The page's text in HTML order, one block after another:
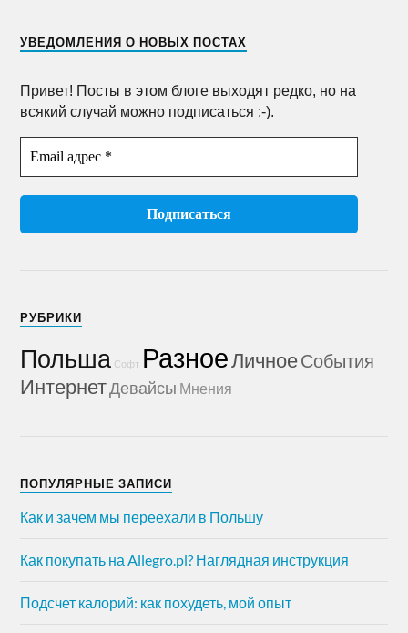
УВЕДОМЛЕНИЯ О НОВЫХ ПОСТАХ
Привет! Посты в этом блоге выходят редко, но на
всякий случай можно подписаться :-).
РУБРИКИ
Польша Софт РазноеЛичноеСобытия
ИнтернетДевайсы Мнения
ПОПУЛЯРНЫЕ ЗАПИСИ
Как и зачем мы переехали в Польшу
Как покупать на Allegro.pl? Наглядная инструкция
Подсчет калорий: как похудеть, мой опыт